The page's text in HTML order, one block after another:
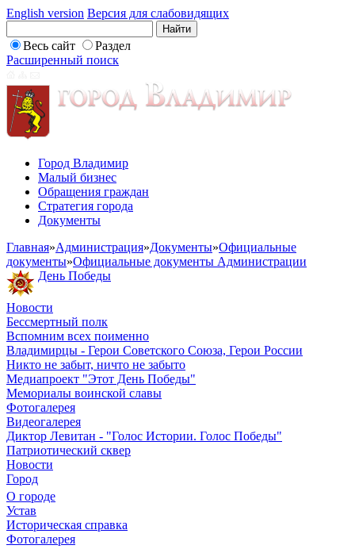
English version Версия для слабовидящих
Весь сайт
Раздел
Расширенный поиск
Город Владимир
Малый бизнес
Обращения граждан
Стратегия города
Документы
Главная»Администрация»Документы»Официальные
документы»Официальные документы Администрации
День Победы
Новости
Бессмертный полк
Вспомним всех поименно
Владимирцы - Герои Советского Союза, Герои России
Никто не забыт, ничто не забыто
Медиапроект "Этот День Победы"
Мемориалы воинской славы
Фотогалерея
Видеогалерея
Диктор Левитан - "Голос Истории. Голос Победы"
Патриотический сквер
Новости
Город
О городе
Устав
Историческая справка
Фотогалерея